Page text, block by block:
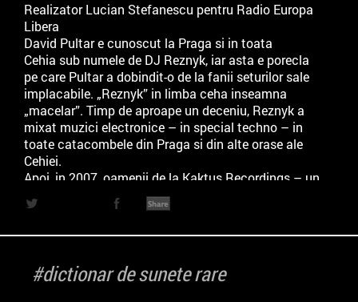
Realizator Lucian Stefanescu pentru Radio Europa
Libera
David Pultar e cunoscut la Praga si in toata
Cehia sub numele de DJ Reznyk, iar asta e porecla
pe care Pultar a dobindit-o de la fanii seturilor sale
implacabile. „Reznyk” in limba ceha inseamna
„macelar”. Timp de aproape un deceniu, Reznyk a
mixat muzici electronice – in special techno – in
toate catacombele din Praga si din alte orase ale
Cehiei.
Apoi, in 2007, oamenii de la Kaktus Recordings – un
netlabel cehesc care distribuie muzica
experimentala pe internet – au decis ca a
sens, pentru ca e o elaborata constructie de tip IDM
#dictionar de sunete rare